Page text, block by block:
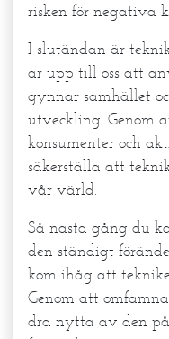
risken för negativa
I slutändan är
är upp till oss att
gynnar samhället
utveckling. Genom
konsumenter och
säkerställa att
vår värld.
Så nästa gång du
den ständigt
kom ihåg att
Genom att
dra nytta av den